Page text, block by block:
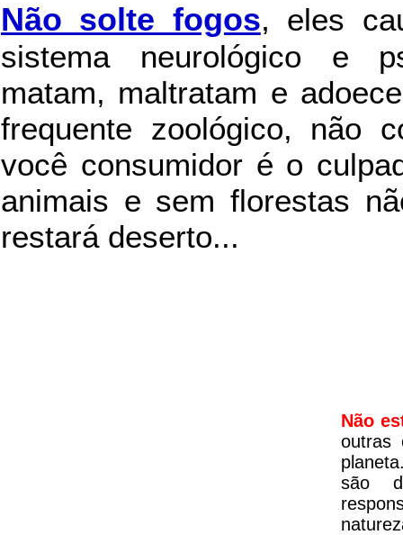
Não solte fogos, eles
sistema neurológico e
matam, maltratam e
frequente zoológico, não
você consumidor é o
animais e sem florestas
restará deserto...
Não
outras
são